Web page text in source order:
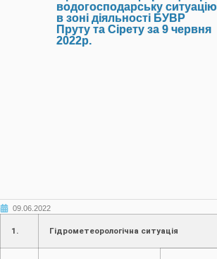
водогосподарську ситуацію
в зоні діяльності БУВР
Пруту та Сірету за 9 червня
2022р.
09.06.2022
1. Гідрометеорологічна ситуація